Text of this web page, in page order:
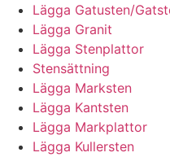
Lägga Gatusten/
Lägga Granit
Lägga Stenplattor
Stensättning
Lägga Marksten
Lägga Kantsten
Lägga Markplattor
Lägga Kullersten